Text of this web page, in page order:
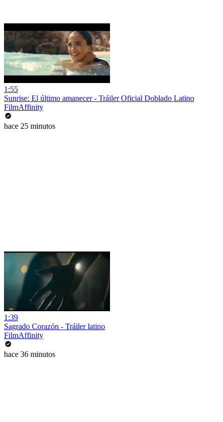
1:55
Sunrise: El último amanecer - Tráiler Oficial Doblado Latino
FilmAffinity
hace 25 minutos
1:39
Sagrado Corazón - Tráiler latino
FilmAffinity
hace 36 minutos